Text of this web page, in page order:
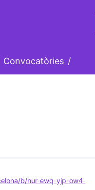
menu
Convocatòries /
b/nur-ewq-yjp-ow4